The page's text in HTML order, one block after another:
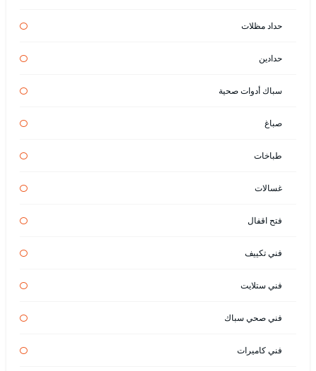
حداد مظلات
حدادين
سباك أدوات صحية
صباغ
طباخات
غسالات
فتح اقفال
فني تكييف
فني ستلايت
فني صحي سباك
فني كاميرات